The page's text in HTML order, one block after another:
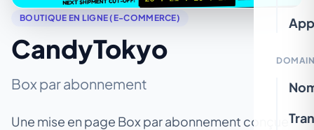
BOUTIQUE EN LIGNE (E-COMMERCE)
CandyTokyo
Box par abonnement
Une mise en page Box par abonnement conçue